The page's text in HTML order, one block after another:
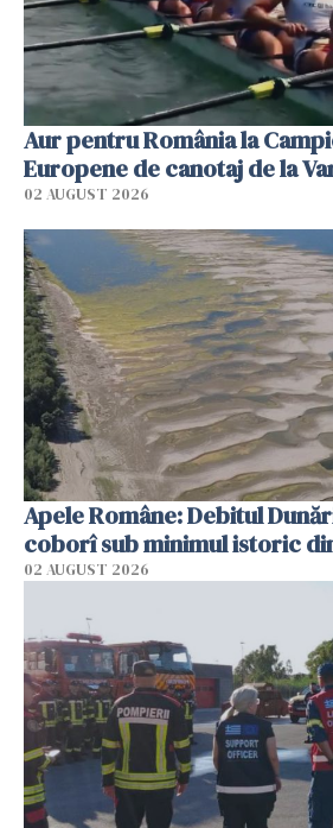
Aur pentru România la
Europene de canotaj de la
02 AUGUST 2026
Apele Române: Debitul
coborî sub minimul istoric
02 AUGUST 2026